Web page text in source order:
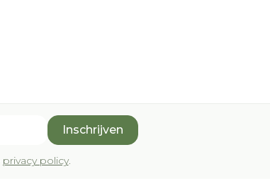
Inschrijven
privacy policy.